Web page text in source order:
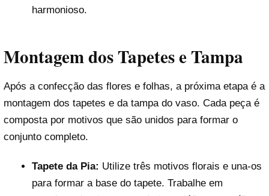
harmonioso.
Montagem dos Tapetes e Tampa
Após a confecção das flores e folhas, a próxima etapa é a
montagem dos tapetes e da tampa do vaso. Cada peça é
composta por motivos que são unidos para formar o
conjunto completo.
Tapete da Pia: Utilize três motivos florais e una-os
para formar a base do tapete. Trabalhe em